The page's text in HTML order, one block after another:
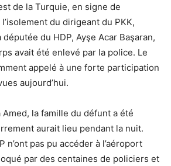
de la Turquie, en signe de
du dirigeant du PKK,
députée du HDP, Ayşe Acar Başaran,
avait été enlevé par la police. Le
appelé à une forte participation
aujourd’hui.
la famille du défunt a été
aurait lieu pendant la nuit.
n’ont pas pu accéder à l’aéroport
par des centaines de policiers et